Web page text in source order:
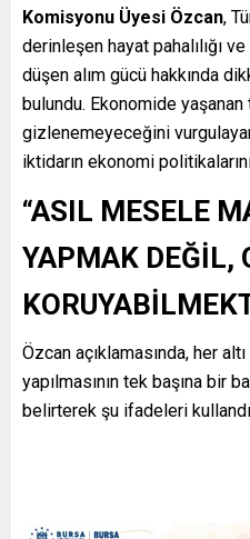
Komisyonu Üyesi Özcan,
derinleşen hayat pahalılığı
düşen alım gücü hakkında
bulundu. Ekonomide yaşanan
gizlenemeyeceğini
iktidarın ekonomi
“ASIL MESELE
YAPMAK DEĞİL,
Özcan açıklamasında, her
yapılmasının tek başına bir
belirterek şu ifadeleri